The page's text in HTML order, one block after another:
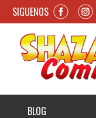
SIGUENOS
BLOG